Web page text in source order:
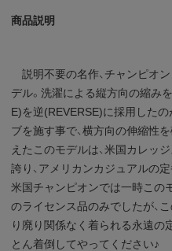
商品説明
説明不要の名作、チャンピオン
デル。洗濯による縦方向の縮み
E)を逆(REVERSE)に採用したの
ブを施す事で、横方向の伸縮性
えたこのモデルは、米国カレッ
誇り、アメリカンカジュアルの
米国チャンピオンでは一時この
のライセンス品のみでしたが、
り廃り関係なく着られる永遠の
とん着倒してやってください♪